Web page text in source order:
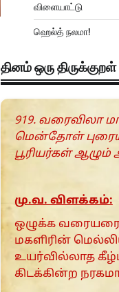
விளையாட்டு
ஹெல்த் நலமா!
தினம் ஒரு திருக்குறள்
919. வரைவிலா
மென்தோள்
பூரியர்கள் ஆழும்
மு.வ. விளக்கம்:
ஒழுக்க
மகளிரின்
உயர்வில்லாத
கிடக்கின்ற